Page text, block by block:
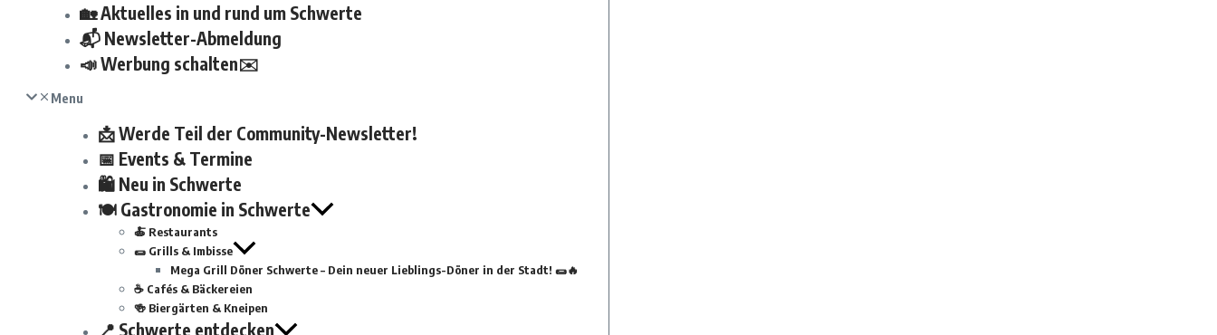
🏡 Aktuelles in und rund um Schwerte
📬 Newsletter-Abmeldung
📣 Werbung schalten✉️
Menu
📩 Werde Teil der Community-Newsletter!
📅 Events & Termine
🛍 Neu in Schwerte
🍽 Gastronomie in Schwerte
🍝 Restaurants
🌯 Grills & Imbisse
Mega Grill Döner Schwerte – Dein neuer Lieblings-Döner in der Stadt! 🌯🔥
☕ Cafés & Bäckereien
🍻 Biergärten & Kneipen
📍 Schwerte entdecken